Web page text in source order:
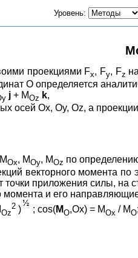
Уровень:
проекциями Fx, Fy, Fz
О определяется
j + MOz k,
осей Ox, Oy, Oz, а
Ox, MOy, MOz по
векторного момента
точки приложения силы, на
момента и его
Oz
2 ) ; cos(MO,Ox) = MOx / MO